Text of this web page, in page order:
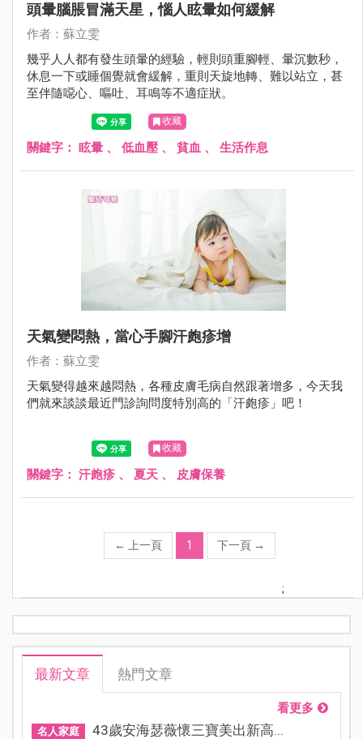
頭暈腦脹冒滿天星，惱人眩暈如何緩解
作者：蘇立雯
幾乎人人都有發生頭暈的經驗，輕則頭重腳輕、暈沉數秒，
休息一下或睡個覺就會緩解，重則天旋地轉、難以站立，甚
至伴隨噁心、嘔吐、耳鳴等不適症狀。
收藏
關鍵字： 眩暈 、 低血壓 、 貧血 、 生活作息
天氣變悶熱，當心手腳汗皰疹增
作者：蘇立雯
天氣變得越來越悶熱，各種皮膚毛病自然跟著增多，今天我
們就來談談最近門診詢問度特別高的「汗皰疹」吧！
收藏
關鍵字： 汗皰疹 、 夏天 、 皮膚保養
← 上一頁 1 下一頁 →
;
最新文章 熱門文章
看更多
名人家庭 43歲安海瑟薇懷三寶美出新高...